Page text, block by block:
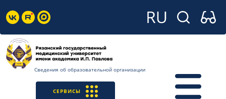
Сведения об образовательной организации
СЕРВИСЫ